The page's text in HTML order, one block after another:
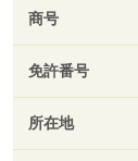
商号
免許番号
所在地